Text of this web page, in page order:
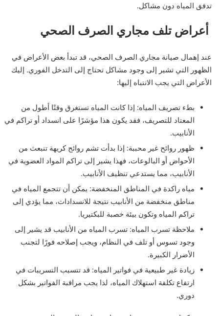
تدفق المياه دون مشاكل.
أعراض تلف مجاري الصرف الصحي
عند إهمال صيانة مجاري الصرف الصحي، قد تبدأ بعض الأعراض في
الظهور التي تشير إلى وجود مشاكل تحتاج إلى التدخل الفوري. إليك
الأعراض التي يجب الانتباه إليها:
بطء تصريف المياه: إذا كانت المياه تستغرق وقتًا أطول من
المعتاد للتصريف، فقد يكون هذا مؤشرًا على انسداد أو تراكم في
الأنابيب.
ظهور روائح غير محببة: إذا بدأت تشم روائح كريهة تنبعث من
الأحواض أو البالوعات، فهذا يشير إلى تراكم المواد العضوية في
الأنابيب، مما يستدعي تنظيف الأنابيب.
مياه راكدة في المناطق المنخفضة: يمكن أن تتجمع المياه في
مناطق منخفضة من الأنابيب نتيجة للانسدادات، مما يؤدي إلى
تراكم المياه وتكون بيئة خصبة للبكتيريا.
ملاحظة تسرب المياه: تسرب المياه من الأنابيب قد يشير إلى
وجود تسوس أو تلف في النظام، ويجب إصلاحه فورًا لتجنب
الأضرار الكبيرة.
زيادة غير طبيعية في فواتير المياه: قد تتسبب التسريبات في
ارتفاع تكلفة استهلاك المياه، لذا يجب مراقبة الفواتير بشكل
دوري.